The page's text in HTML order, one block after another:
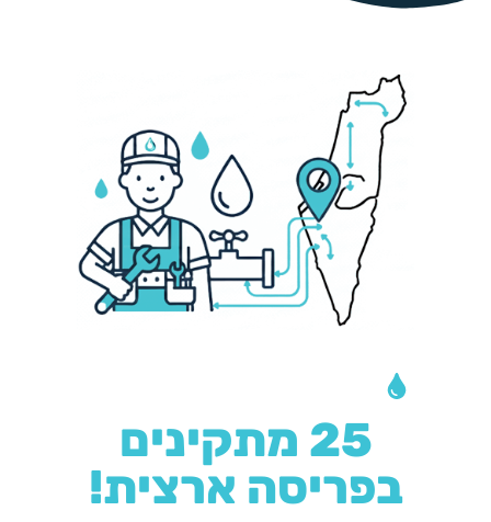
25 מתקינים
בפריסה ארצית!